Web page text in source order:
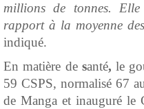
millions de tonnes.
rapport à la moyenne
indiqué.
En matière de santé, le
59 CSPS, normalisé 67
de Manga et inauguré le